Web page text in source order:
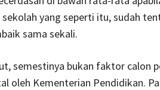
yang seperti itu, sudah
sama sekali.
semestinya bukan faktor calon
oleh Kementerian Pendidikan.